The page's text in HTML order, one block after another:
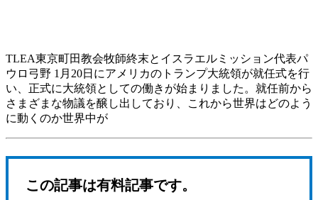
TLEA東京町田教会牧師終末とイスラエルミッション代表パ
ウロ弓野 1月20日にアメリカのトランプ大統領が就任式を行
い、正式に大統領としての働きが始まりました。就任前から
さまざまな物議を醸し出しており、これから世界はどのよう
に動くのか世界中が
この記事は有料記事です。